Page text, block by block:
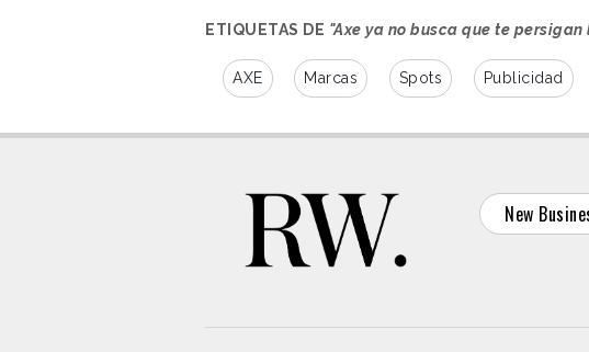
ETIQUETAS DE "Axe ya no busca que te
AXE Marcas Spots Publicidad
New